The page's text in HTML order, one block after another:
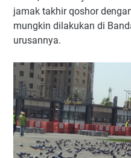
jamak takhir qoshor
mungkin dilakukan di
urusannya.